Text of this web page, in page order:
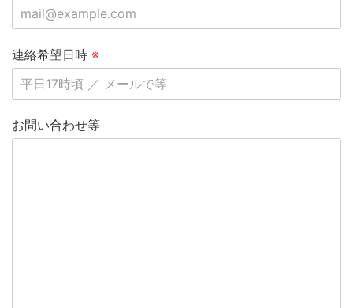
連絡希望日時 ※
お問い合わせ等